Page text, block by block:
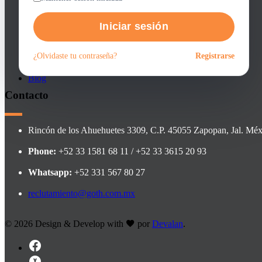
Alertas
Nosotros
Reclutadores
Blog
Iniciar sesión
¿Olvidaste tu contraseña? Registrarse
Faqs
Contacto
Aviso de privacidad
Contacto
Rincón de los Ahuehuetes 3309, C.P. 45055 Zapopan, Jal.
Phone: +52 33 1581 68 11 / +52 33 3615 20 93
Whatsapp: +52 331 567 80 27
reclutamiento@goth.com.mx
© 2026 Design & Develop with por Devalan.